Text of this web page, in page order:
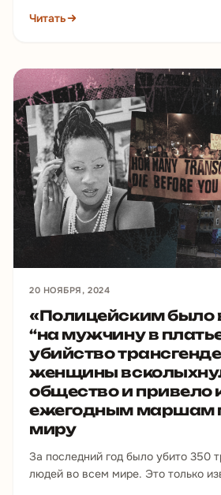
Читать
20 НОЯБРЯ, 2024
«Полицейским было
“на мужчину в
убийство
женщины
общество и привело
ежегодным маршам
миру
За последний год было убито 350
людей во всем мире. Это только